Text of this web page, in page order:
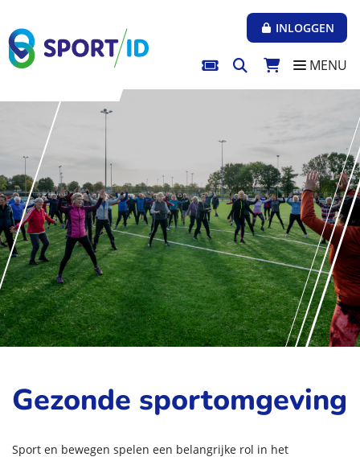
INLOGGEN
MENU
Gezonde sportomgeving
Sport en bewegen spelen een belangrijke rol in het